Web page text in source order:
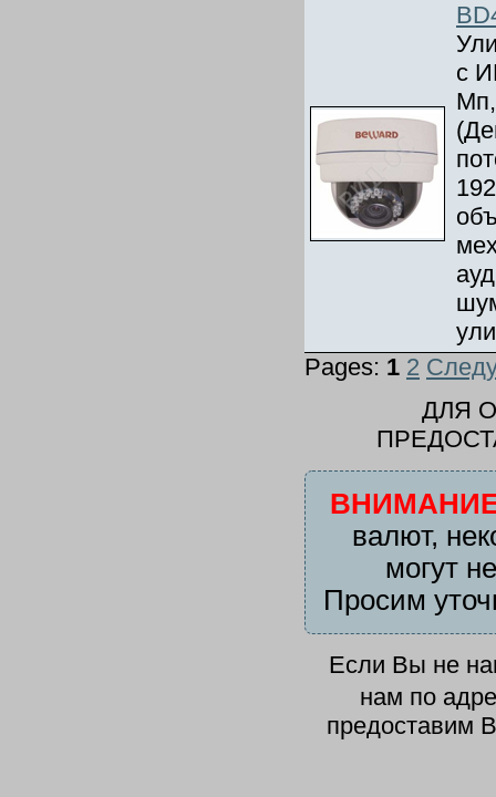
с
Pages: 1 2
ДЛЯ
валют,
могут
Просим
Если Вы не
нам по
предоставим